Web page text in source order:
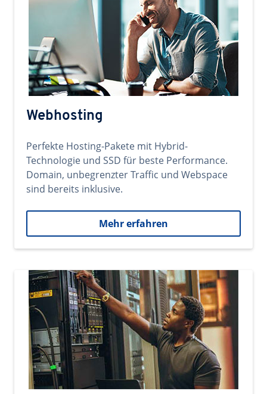
Webhosting
Perfekte Hosting-Pakete mit Hybrid-
Technologie und SSD für beste Performance.
Domain, unbegrenzter Traffic und Webspace
sind bereits inklusive.
Mehr erfahren